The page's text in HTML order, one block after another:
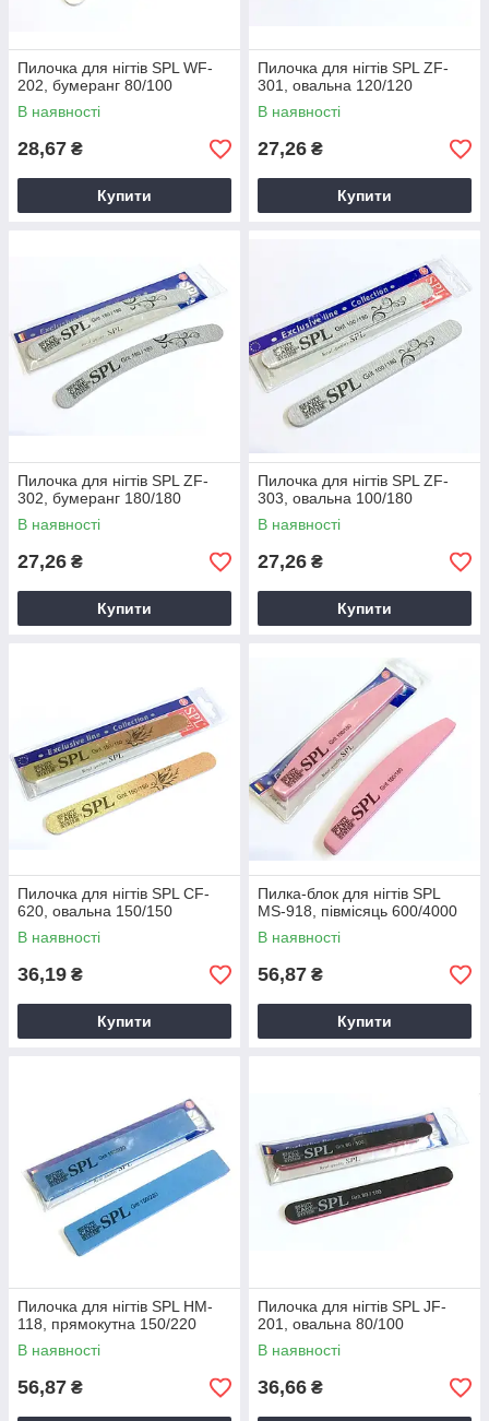
Пилочка для нігтів SPL WF-
202, бумеранг 80/100
В наявності
28,67 ₴
Купити
Пилочка для нігтів SPL ZF-
301, овальна 120/120
В наявності
27,26 ₴
Купити
Пилочка для нігтів SPL ZF-
302, бумеранг 180/180
В наявності
27,26 ₴
Купити
Пилочка для нігтів SPL ZF-
303, овальна 100/180
В наявності
27,26 ₴
Купити
Пилочка для нігтів SPL CF-
620, овальна 150/150
В наявності
36,19 ₴
Купити
Пилка-блок для нігтів SPL
MS-918, півмісяць 600/4000
В наявності
56,87 ₴
Купити
Пилочка для нігтів SPL HM-
118, прямокутна 150/220
В наявності
56,87 ₴
Пилочка для нігтів SPL JF-
201, овальна 80/100
В наявності
36,66 ₴